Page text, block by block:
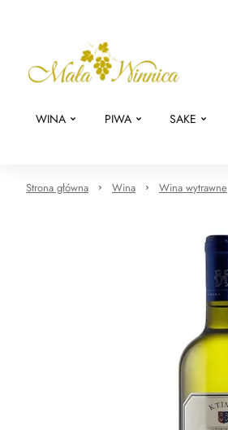
WINA PIWA SAKE
Strona główna Wina Wina wytrawne